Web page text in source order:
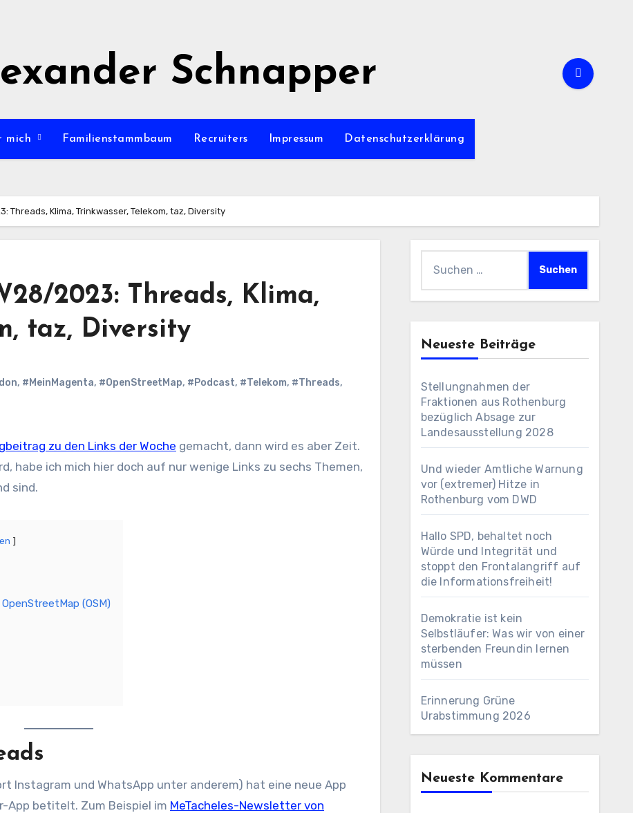
Schnapper
mich Familienstammbaum Recruiters Impressum Datenschutzerklärung
Threads, Klima, Trinkwasser, Telekom, taz, Diversity
2023: Threads, Klima,
taz, Diversity
, #MeinMagenta, #OpenStreetMap, #Podcast, #Telekom, #Threads,
zu den Links der Woche gemacht, dann wird es aber Zeit.
habe ich mich hier doch auf nur wenige Links zu sechs Themen,
sind.
(OSM)
Instagram und WhatsApp unter anderem) hat eine neue App
App betitelt. Zum Beispiel im MeTacheles-Newsletter von
nach:
Neueste Beiträge
Stellungnahmen der
Fraktionen aus Rothenburg
bezüglich Absage zur
Landesausstellung 2028
Und wieder Amtliche Warnung
vor (extremer) Hitze in
Rothenburg vom DWD
Hallo SPD, behaltet noch
Würde und Integrität und
stoppt den Frontalangriff auf
die Informationsfreiheit!
Demokratie ist kein
Selbstläufer: Was wir von einer
sterbenden Freundin lernen
müssen
Erinnerung Grüne
Urabstimmung 2026
Neueste Kommentare